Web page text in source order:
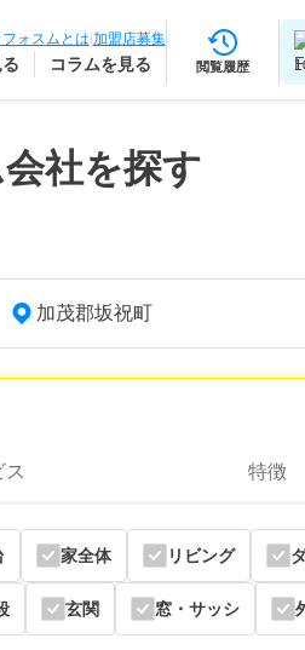
フォスムとは|加盟店募集
コラムを見る 閲覧履歴
社を探す
加茂郡坂祝町
特徴
家全体 リビング
玄関 窓・サッシ